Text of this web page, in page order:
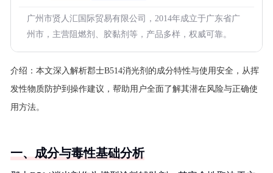
广州市贤人汇国际贸易有限公司，2014年成立于广东省广
州市，主营阻燃剂、胶黏剂等，产品多样，权威可靠。
介绍： 本文深入解析郡士B514消光剂的成分特性与使用安全，从挥
发性物质防护到操作建议，帮助用户全面了解其潜在风险与正确使
用方法。
一、成分与毒性基础分析